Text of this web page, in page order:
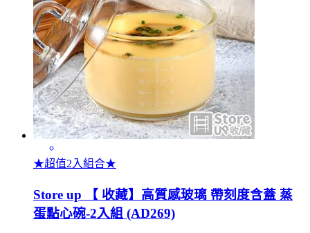
★超值2入組合★
Store up 【 收藏】高質感玻璃 帶刻度含蓋 蒸
蛋點心碗-2入組 (AD269)